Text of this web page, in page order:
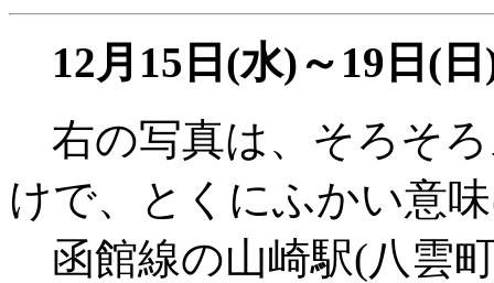
12月15日(水)～19日(日
右の写真は、そろそ
けで、とくにふかい意
函館線の山崎駅(八雲